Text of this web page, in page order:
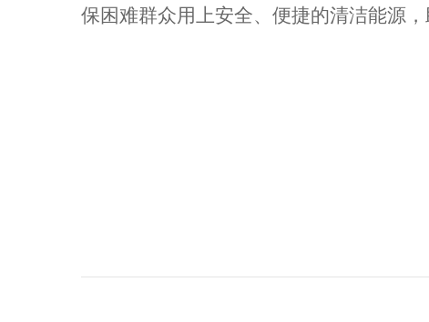
保困难群众用上安全、便捷的清洁能源